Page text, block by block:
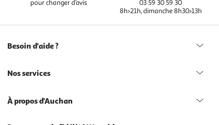
pour changer d’avis
03 59 30 59 30
8h>21h, dimanche 8h30>13h
Besoin d'aide ?
Nos services
À propos d'Auchan